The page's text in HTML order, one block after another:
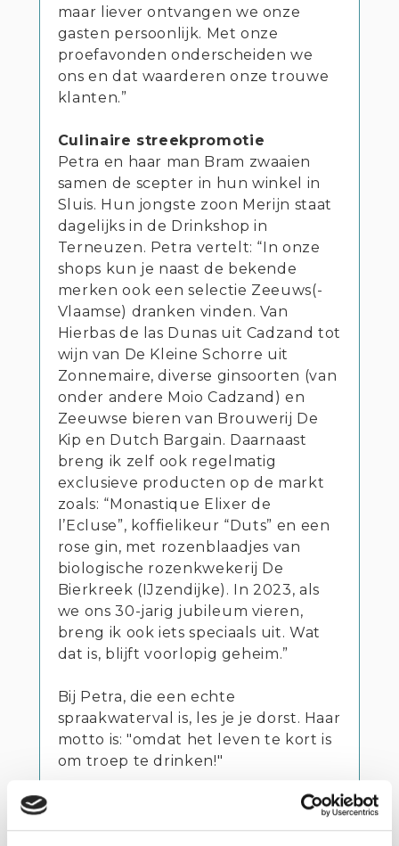
maar liever ontvangen we onze
gasten persoonlijk. Met onze
proefavonden onderscheiden we
ons en dat waarderen onze trouwe
klanten.”
Culinaire streekpromotie
Petra en haar man Bram zwaaien
samen de scepter in hun winkel in
Sluis. Hun jongste zoon Merijn staat
dagelijks in de Drinkshop in
Terneuzen. Petra vertelt: “In onze
shops kun je naast de bekende
merken ook een selectie Zeeuws(-
Vlaamse) dranken vinden. Van
Hierbas de las Dunas uit Cadzand tot
wijn van De Kleine Schorre uit
Zonnemaire, diverse ginsoorten (van
onder andere Moio Cadzand) en
Zeeuwse bieren van Brouwerij De
Kip en Dutch Bargain. Daarnaast
breng ik zelf ook regelmatig
exclusieve producten op de markt
zoals: “Monastique Elixer de
l’Ecluse”, koffielikeur “Duts” en een
rose gin, met rozenblaadjes van
biologische rozenkwekerij De
Bierkreek (IJzendijke). In 2023, als
we ons 30-jarig jubileum vieren,
breng ik ook iets speciaals uit. Wat
dat is, blijft voorlopig geheim.”
Bij Petra, die een echte
spraakwaterval is, les je je dorst. Haar
motto is: "omdat het leven te kort is
om troep te drinken!"